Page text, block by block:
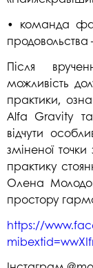
• команда
продовольства
Після
можливість
практики,
Alfa Gravity
відчути
зміненої
практику
Олена
простору
https://